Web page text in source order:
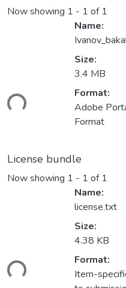
Now showing 1 - 1 of 1
Loading...
Name:
Size:
3.4 MB
Format:
Adobe
Format
License bundle
Now showing 1 - 1 of 1
Loading...
Name:
license.txt
Size:
4.38 KB
Format:
Item-